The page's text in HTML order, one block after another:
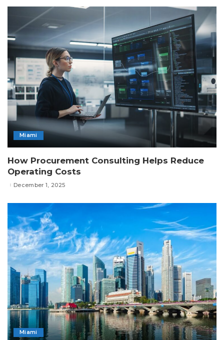
Miami
How Procurement Consulting Helps Reduce
Operating Costs
December 1, 2025
Miami